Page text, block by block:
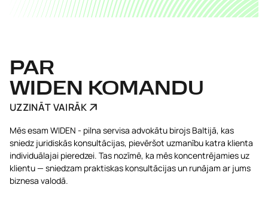
PAR
WIDEN KOMANDU
UZZINĀT VAIRĀK
Mēs esam WIDEN - pilna servisa advokātu birojs Baltijā, kas
sniedz juridiskās konsultācijas, pievēršot uzmanību katra klienta
individuālajai pieredzei. Tas nozīmē, ka mēs koncentrējamies uz
klientu — sniedzam praktiskas konsultācijas un runājam ar jums
biznesa valodā.